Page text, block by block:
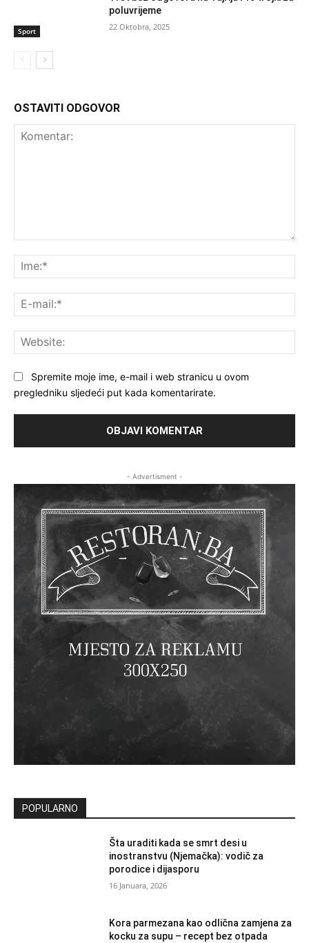
Sport
poluvrijeme
22 Oktobra, 2025
OSTAVITI ODGOVOR
Spremite moje ime, e-mail i web stranicu u ovom
pregledniku sljedeći put kada komentarirate.
- Advertisment -
POPULARNO
Šta uraditi kada se smrt desi u
inostranstvu (Njemačka): vodič za
porodice i dijasporu
16 Januara, 2026
Kora parmezana kao odlična zamjena za
kocku za supu – recept bez otpada